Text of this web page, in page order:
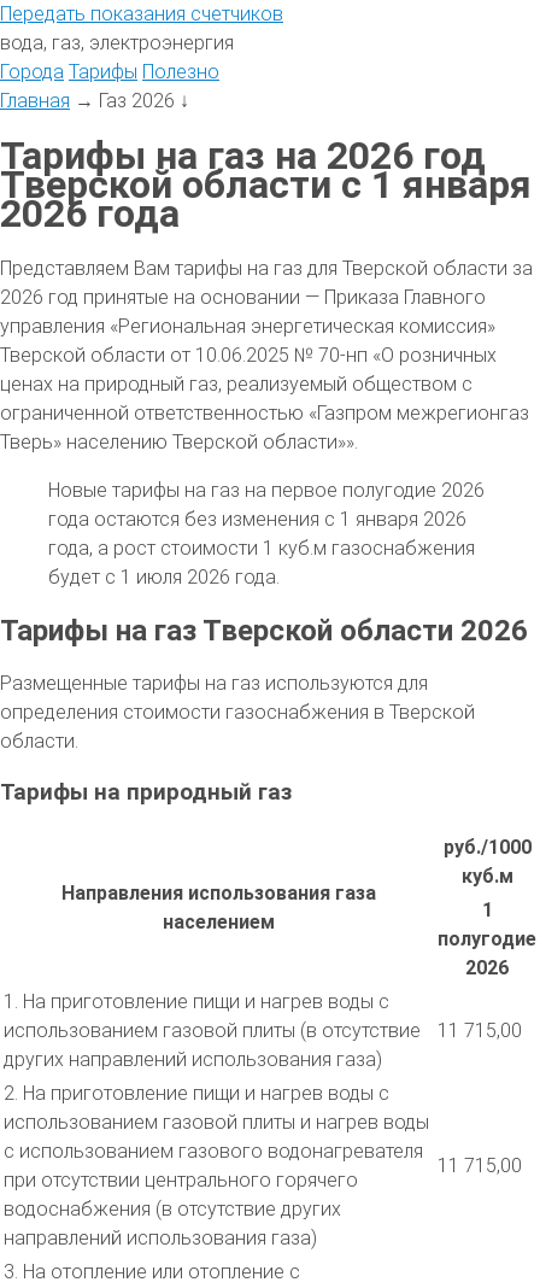
Передать показания счетчиков
вода, газ, электроэнергия
Города Тарифы Полезно
Главная → Газ 2026 ↓
Тарифы на газ на 2026 год
Тверской области с 1 января
2026 года
Представляем Вам тарифы на газ для Тверской области за
2026 год принятые на основании — Приказа Главного
управления «Региональная энергетическая комиссия»
Тверской области от 10.06.2025 № 70-нп «О розничных
ценах на природный газ, реализуемый обществом с
ограниченной ответственностью «Газпром межрегионгаз
Тверь» населению Тверской области»».
Новые тарифы на газ на первое полугодие 2026
года остаются без изменения с 1 января 2026
года, а рост стоимости 1 куб.м газоснабжения
будет с 1 июля 2026 года.
Тарифы на газ Тверской области 2026
Размещенные тарифы на газ используются для
определения стоимости газоснабжения в Тверской
области.
Тарифы на природный газ
Направления использования газа
населением
руб./1000
куб.м
1
полугодие
2026
1. На приготовление пищи и нагрев воды с
использованием газовой плиты (в отсутствие
других направлений использования газа)
11 715,00
2. На приготовление пищи и нагрев воды с
использованием газовой плиты и нагрев воды
с использованием газового водонагревателя
при отсутствии центрального горячего
водоснабжения (в отсутствие других
направлений использования газа)
11 715,00
3. На отопление или отопление с